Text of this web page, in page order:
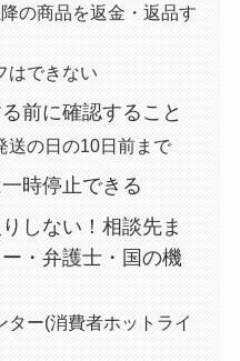
なにわサプリ
なぜ解約できない？
電話以外に手続きす
る方法ある？
ニューZの解約まと
め！電話が繋がらな
い時の裏ワザ
ニーを電話から解約
の商品を返金・返品す
はできない
前に確認すること
送の日の10日前まで
時停止できる
しない！相談先ま
・弁護士・国の機
ター(消費者ホットライ